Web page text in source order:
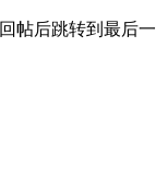
回帖后跳转到最后